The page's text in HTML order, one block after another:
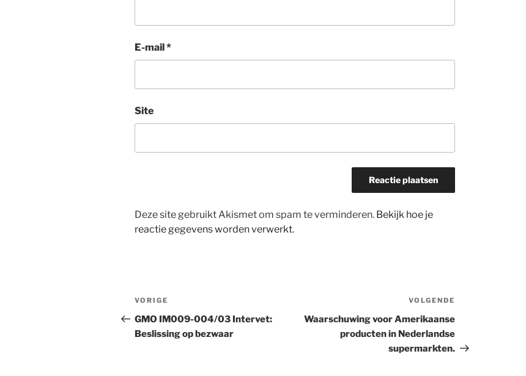
E-mail*
Site
Deze site gebruikt Akismet om spam te verminderen. Bekijk hoe je
reactie gegevens worden verwerkt.
Bericht
navigatie
Vorig
bericht
VORIGE
GMO IM009-004/03 Intervet:
Beslissing op bezwaar
bericht
VOLGENDE
Waarschuwing voor Amerikaanse
producten in Nederlandse
supermarkten.